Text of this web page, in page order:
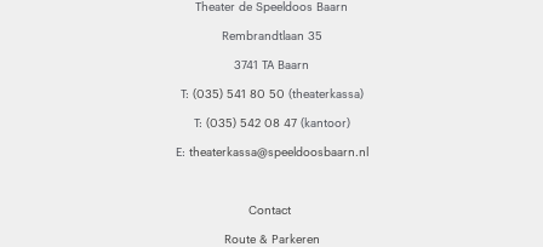
Theater de Speeldoos Baarn
Rembrandtlaan 35
3741 TA Baarn
T: (035) 541 80 50 (theaterkassa)
T: (035) 542 08 47(kantoor)
E: theaterkassa@speeldoosbaarn.nl
Contact
Route & Parkeren